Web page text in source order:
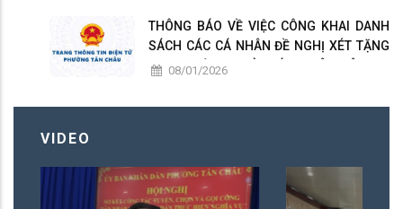
THÔNG BÁO VỀ VIỆC CÔNG KHAI DANH
SÁCH CÁC CÁ NHÂN ĐỀ NGHỊ XÉT TẶNG
DANH HIỆU " NHÀ GIÁO NHÂN DÂN ", "
LẦN THỨ 17 NĂM 2026
08/01/2026
VIDEO